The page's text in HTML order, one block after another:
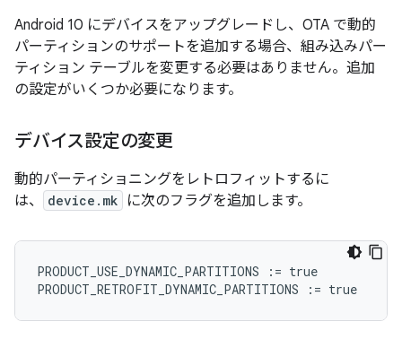
Android 10 にデバイスをアップグレードし、OTA で動的
パーティションのサポートを追加する場合、組み込みパー
ティション テーブルを変更する必要はありません。追加
の設定がいくつか必要になります。
デバイス設定の変更
動的パーティショニングをレトロフィットするに
は、
device.mk に次のフラグを追加します。
PRODUCT_USE_DYNAMIC_PARTITIONS := true
PRODUCT_RETROFIT_DYNAMIC_PARTITIONS
:= true